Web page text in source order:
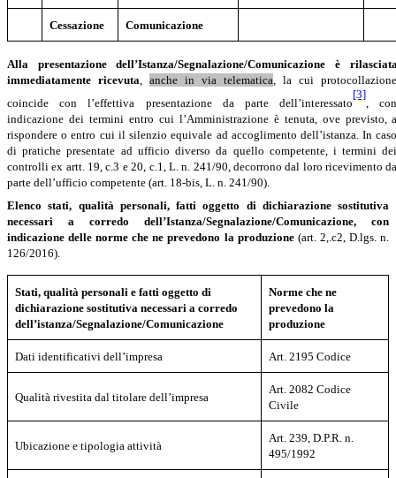
Cessazione Comunicazione
Alla presentazione dell’Istanza/Segnalazione/Comunicazione è
immediatamente ricevuta ,anche in via telematica , la cui
coincide con l’effettiva presentazione da parte dell’interessato
[3]
,
indicazione dei termini entro cui l’Amministrazione è tenuta, ove previsto,
rispondere o entro cui il silenzio equivale ad accoglimento dell’istanza. In
di pratiche presentate ad ufficio diverso da quello competente, i termini
controlli ex artt. 19, c.3 e 20, c.1, L. n. 241/90, decorrono dal loro ricevimento
parte dell’ufficio competente (art. 18-bis, L. n. 241/90).
Elenco stati, qualità personali, fatti oggetto di dichiarazione sostitutiva
necessari a corredo dell’Istanza/Segnalazione/Comunicazione, con
indicazione delle norme che ne prevedono la produzione(art. 2,.c2, D.lgs. n.
126/2016).
Stati, qualità personali e fatti oggetto di
dichiarazione sostitutiva necessari a corredo
dell’istanza/Segnalazione/Comunicazione
Norme che ne
prevedono la
produzione
Dati identificativi dell’impresa Art. 2195 Codice
Qualità rivestita dal titolare dell’impresa
Art. 2082 Codice
Civile
Ubicazione e tipologia attività
Art. 239, D.P.R. n.
495/1992